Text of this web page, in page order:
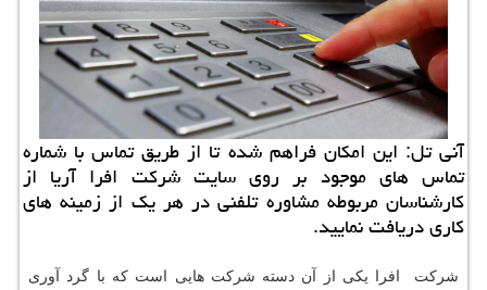
آنی تل: این امكان فراهم شده تا از طریق تماس با شماره
تماس های موجود بر روی سایت شركت افرا آریا از
كارشناسان مربوطه مشاوره تلفنی در هر یك از زمینه های
كاری دریافت نمایید.
شرکت افرا یکی از آن دسته شرکت هایی است که با گرد آوری